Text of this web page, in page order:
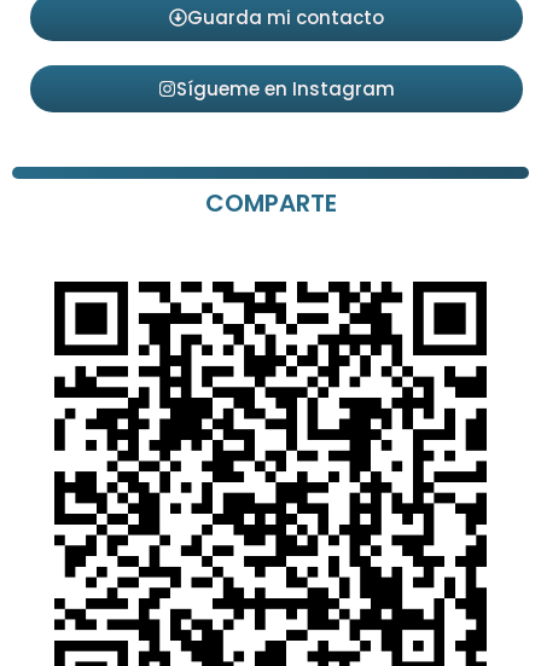
Guarda mi contacto
Sígueme en Instagram
COMPARTE